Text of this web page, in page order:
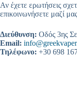
Αν έχετε ερωτήσεις
επικοινωνήσετε μαζί
Διεύθυνση: Οδός 3ης
Email:
Τηλέφωνο: +30 698